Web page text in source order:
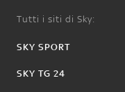
Tutti i siti di Sky:
SKY SPORT
SKY TG 24